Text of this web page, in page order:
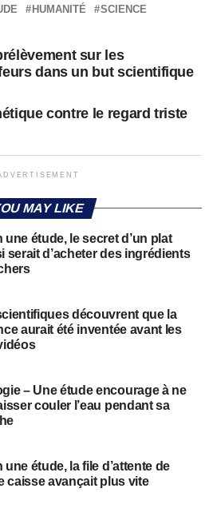
HUMANITÉ SCIENCE
sur les
dans un but scientifique
contre le regard triste
MAY LIKE
une étude, le secret d’un plat
serait d’acheter des ingrédients
découvrent que la
aurait été inventée avant les
– Une étude encourage à ne
couler l’eau pendant sa
une étude, la file d’attente de
caisse avançait plus vite